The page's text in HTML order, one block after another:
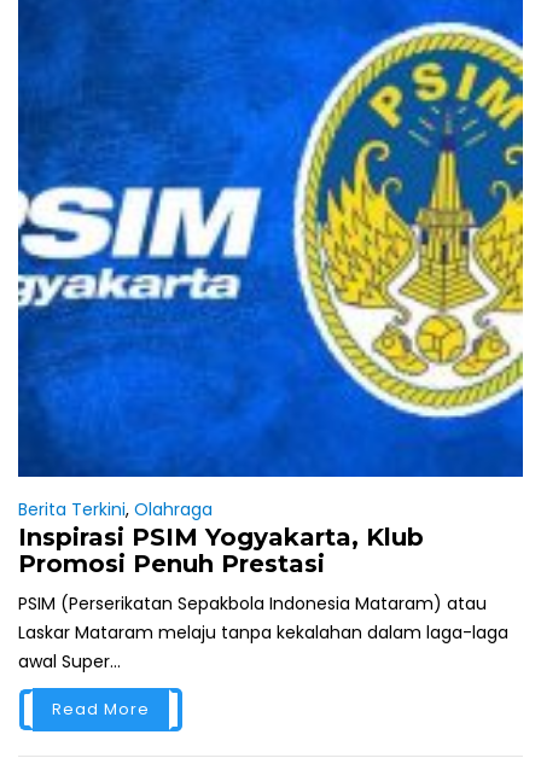
Berita Terkini, Olahraga
Inspirasi PSIM Yogyakarta, Klub
Promosi Penuh Prestasi
PSIM (Perserikatan Sepakbola Indonesia Mataram) atau
Laskar Mataram melaju tanpa kekalahan dalam laga-laga
awal Super...
Read More